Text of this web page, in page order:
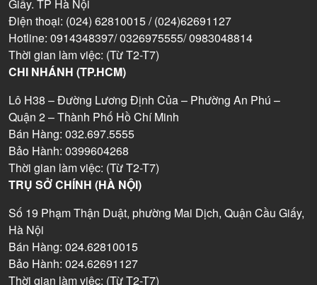
Giấy. TP Hà Nội
Điện thoại: (024) 62810015 / (024)62691127
Hotline: 0914348397/ 0326975555/ 0983048814
Thời gian làm việc: (Từ T2-T7)
CHI NHÁNH (TP.HCM)
Lô H38 – Đường Lương Định Của – Phường An Phú –
Quận 2 – Thành Phố Hồ Chí Minh
Bán Hàng: 032.697.5555
Bảo Hành: 0399604268
Thời gian làm việc: (Từ T2-T7)
TRỤ SỞ CHÍNH (HÀ NỘI)
Số 19 Phạm Thận Duật, phường Mai Dịch, Quận Cầu Giấy,
Hà Nội
Bán Hàng: 024.62810015
Bảo Hành: 024.62691127
Thời gian làm việc: (Từ T2-T7)